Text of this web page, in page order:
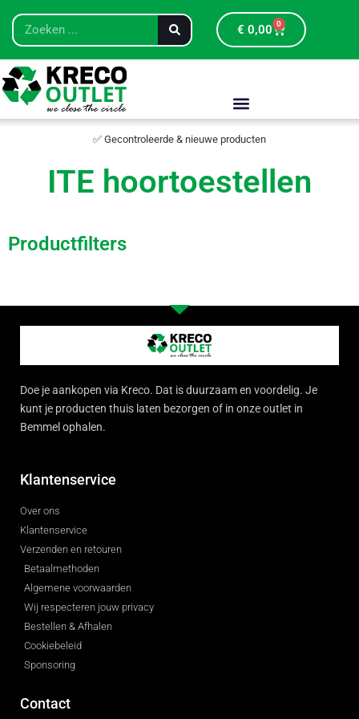
€ 0,00 0
✅ Gecontroleerde & nieuwe producten
ITE hoortoestellen
Productfilters
Doe je aankopen via Kreco. Dat is duurzaam en voordelig. Je
kunt je producten thuis laten bezorgen of in onze outlet in
Bemmel ophalen.
Klantenservice
Over ons
Klantenservice
Verzenden en retouren
Betaalmethoden
Algemene voorwaarden
Wij respecteren jouw privacy
Bestellen & Afhalen
Cookiebeleid
Sponsoring
Contact